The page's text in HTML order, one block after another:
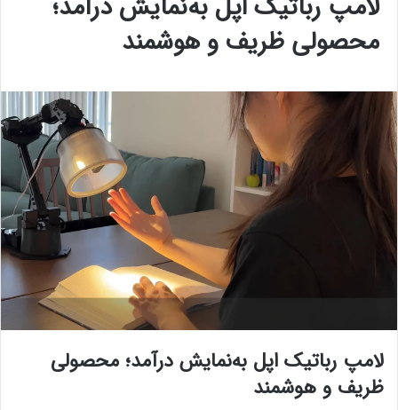
لامپ رباتیک اپل به‌نمایش درآمد؛
محصولی ظریف و هوشمند
لامپ رباتیک اپل به‌نمایش درآمد؛ محصولی
ظریف و هوشمند